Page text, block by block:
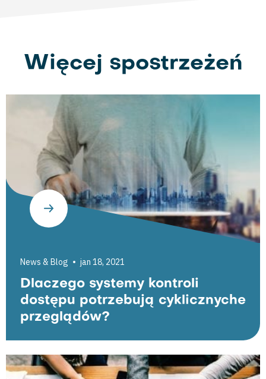
Więcej spostrzeżeń
News & Blog jan 18, 2021
Dlaczego systemy kontroli
dostępu potrzebują cyklicznyche
przeglądów?